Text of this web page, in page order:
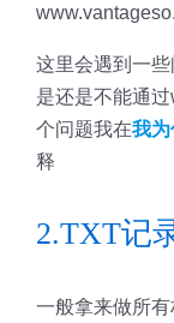
这里会遇到一
是还是不能通
个问题我在我
释
2.TXT记
一般拿来做所